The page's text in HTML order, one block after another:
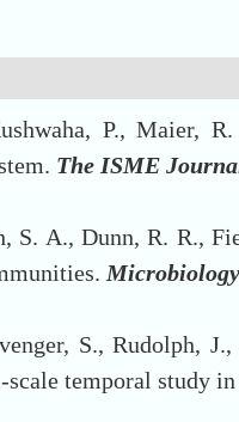
P., Maier,
The ISME
S. A., Dunn, R. R.,
S., Rudolph,
temporal study